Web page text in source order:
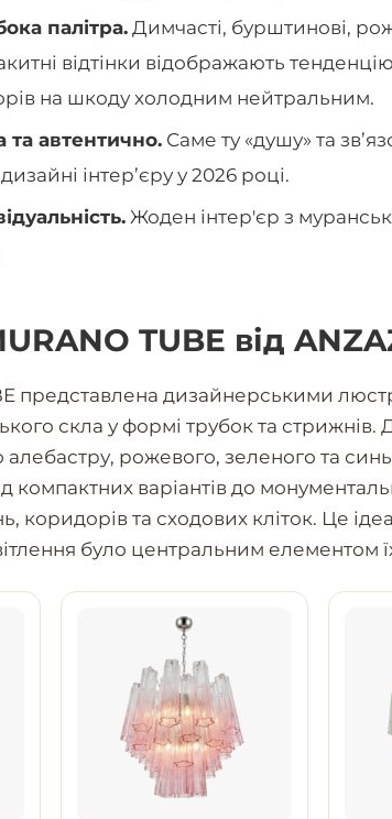
палітра. Димчасті, бурштинові,
відтінки відображають
на шкоду холодним нейтральним.
та автентично. Саме ту «душу» та
інтер’єру у 2026 році.
Жоден інтер'єр з
TUBE від
представлена дизайнерськими
скла у формі трубок та стрижнів.
рожевого, зеленого та
компактних варіантів до
коридорів та сходових кліток. Це
було центральним елементом